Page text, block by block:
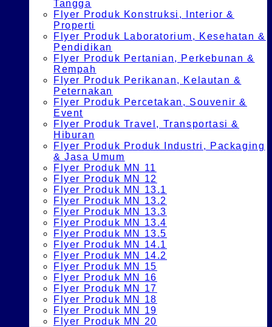
Tangga
Flyer Produk Konstruksi, Interior &
Properti
Flyer Produk Laboratorium, Kesehatan &
Pendidikan
Flyer Produk Pertanian, Perkebunan &
Rempah
Flyer Produk Perikanan, Kelautan &
Peternakan
Flyer Produk Percetakan, Souvenir &
Event
Flyer Produk Travel, Transportasi &
Hiburan
Flyer Produk Produk Industri, Packaging
& Jasa Umum
Flyer Produk MN 11
Flyer Produk MN 12
Flyer Produk MN 13.1
Flyer Produk MN 13.2
Flyer Produk MN 13.3
Flyer Produk MN 13.4
Flyer Produk MN 13.5
Flyer Produk MN 14.1
Flyer Produk MN 14.2
Flyer Produk MN 15
Flyer Produk MN 16
Flyer Produk MN 17
Flyer Produk MN 18
Flyer Produk MN 19
Flyer Produk MN 20